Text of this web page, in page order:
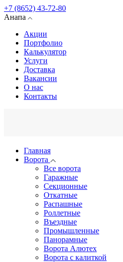
+7 (8652) 43-72-80
Анапа
Акции
Портфолио
Калькулятор
Услуги
Доставка
Вакансии
О нас
Контакты
Главная
Ворота
Все ворота
Гаражные
Секционные
Откатные
Распашные
Роллетные
Въездные
Промышленные
Панорамные
Ворота Алютех
Ворота с калиткой